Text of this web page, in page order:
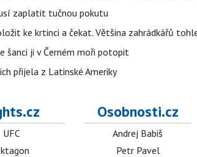
zaplatit tučnou pokutu
ke krtinci a čekat. Většina zahrádkářů
šanci ji v Černém moři potopit
přijela z Latinské Ameriky
UFC
Osobnosti.cz
Andrej Babiš
Petr Pavel